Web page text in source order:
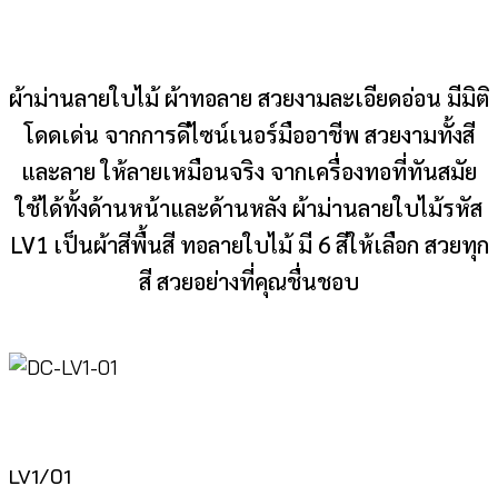
ผ้าม่านลายใบไม้ ผ้าทอลาย สวยงามละเอียดอ่อน มีมิติ
โดดเด่น จากการดีไซน์เนอร์มืออาชีพ สวยงามทั้งสี
และลาย ให้ลายเหมือนจริง จากเครื่องทอที่ทันสมัย
ใช้ได้ทั้งด้านหน้าและด้านหลัง ผ้าม่านลายใบไม้รหัส
LV1 เป็นผ้าสีพื้นสี ทอลายใบไม้ มี 6 สีให้เลือก สวยทุก
สี สวยอย่างที่คุณชื่นชอบ
LV1/01